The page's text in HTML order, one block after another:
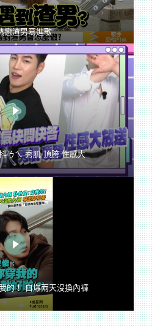
戀渣男寫進歌
ㄋㄟ 秀肌 頂胯 性感大
的！ 自爆兩天沒換內褲